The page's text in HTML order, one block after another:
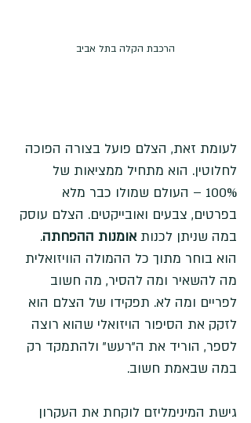
הרכבת הקלה בתל אביב
לעומת זאת, הצלם פועל בצורה הפוכה
לחלוטין. הוא מתחיל ממציאות של
100% – העולם שמולו כבר מלא
בפרטים, צבעים ואובייקטים. הצלם עוסק
במה שניתן לכנות אומנות ההפחתה.
הוא בוחר מתוך כל ההמולה הוויזואלית
מה להשאיר ומה להסיר, מה חשוב
לפריים ומה לא. תפקידו של הצלם הוא
לזקק את הסיפור הויזואלי שהוא רוצה
לספר, הוריד את ה"רעש" ולהתמקד רק
במה שבאמת חשוב.
גישת המינימליזם לוקחת את העקרון